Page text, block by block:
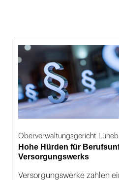
Oberverwaltungsgericht
Hohe Hürden für
Versorgungswerks
Versorgungswerke zahlen